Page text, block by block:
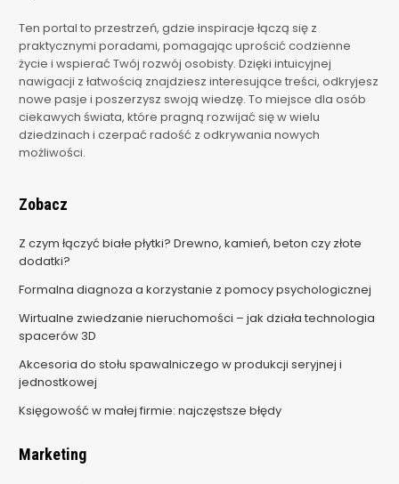
Ten portal to przestrzeń, gdzie inspiracje łączą się z
praktycznymi poradami, pomagając uprościć codzienne
życie i wspierać Twój rozwój osobisty. Dzięki intuicyjnej
nawigacji z łatwością znajdziesz interesujące treści, odkryjesz
nowe pasje i poszerzysz swoją wiedzę. To miejsce dla osób
ciekawych świata, które pragną rozwijać się w wielu
dziedzinach i czerpać radość z odkrywania nowych
możliwości.
Zobacz
Z czym łączyć białe płytki? Drewno, kamień, beton czy złote
dodatki?
Formalna diagnoza a korzystanie z pomocy psychologicznej
Wirtualne zwiedzanie nieruchomości – jak działa technologia
spacerów 3D
Akcesoria do stołu spawalniczego w produkcji seryjnej i
jednostkowej
Księgowość w małej firmie: najczęstsze błędy
Marketing